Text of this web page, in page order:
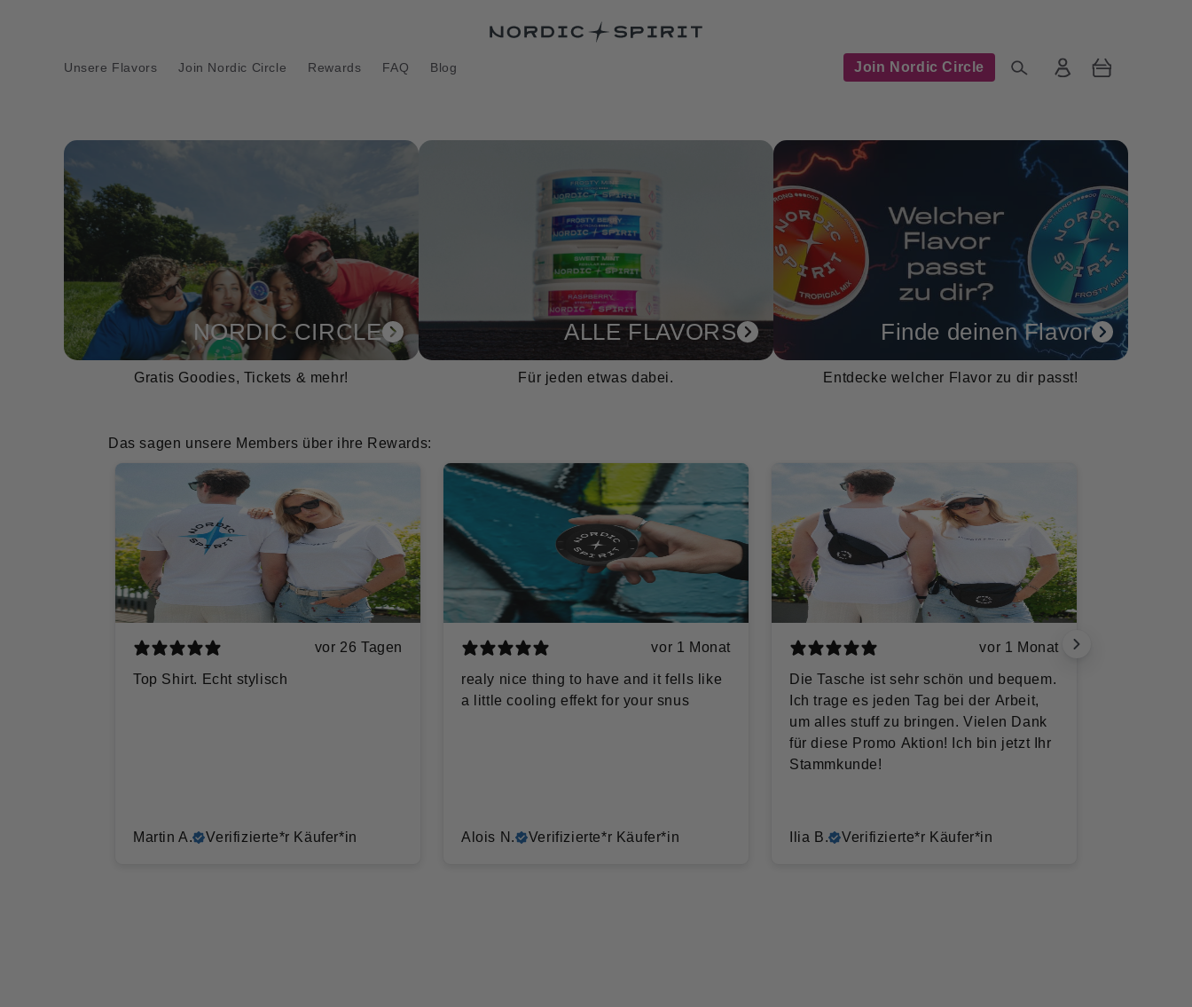
Unsere Flavors Join Nordic Circle Rewards FAQ Blog Join Nordic Circle EinloggenWarenkorb
Hol dir den exklusiven Style im Tausch gegen deine
Punkte.
NORDIC CIRCLE
Gratis Goodies, Tickets & mehr!
ALLE FLAVORS
Für jeden etwas dabei.
Finde deinen Flavor
Entdecke welcher Flavor zu dir passt!
Das sagen unsere Members über ihre Rewards:
vor 26 Tagen
Top Shirt. Echt stylisch
Martin A. Verifizierte*r Käufer*in
vor 1 Monat
realy nice thing to have and it fells like
a little cooling effekt for your snus
Alois N. Verifizierte*r Käufer*in
vor 1 Monat
Die Tasche ist sehr schön und bequem.
Ich trage es jeden Tag bei der Arbeit,
um alles stuff zu bringen. Vielen Dank
für diese Promo Aktion! Ich bin jetzt Ihr
Stammkunde!
Ilia B. Verifizierte*r Käufer*in